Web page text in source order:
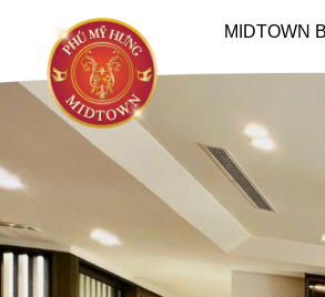
MIDTOWN